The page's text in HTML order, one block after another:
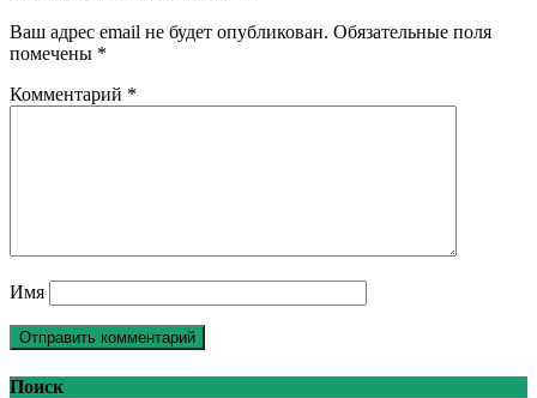
Ваш адрес email не будет опубликован. Обязательные поля
помечены *
Комментарий *
Имя
Поиск